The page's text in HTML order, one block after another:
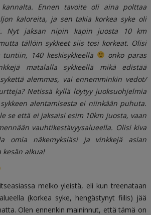
Ennen tavoite oli aina polttaa
kaloreita, ja sen takia korkea syke oli
Nyt jaksan nipin kapin juosta 10 km
tällöin sykkeet siis tosi korkeat. Olisi
140 keskisykkeellä
onko paras
matalalla sykkeellä mikä edistää
alemmas, vai ennemminkin vedot/
Netissä kyllä löytyy juoksuohjelmia
alentamisesta ei niinkään puhuta.
se että ei jaksaisi esim 10km juosta, vaan
vauhtikestävyysalueella. Olisi kiva
omia näkemyksiäsi ja vinkkejä asian
alkua!
melko yleistä, eli kun treenataan
(korkea syke, hengästynyt fiilis) jää
Olen ennenkin maininnut, että tämä on